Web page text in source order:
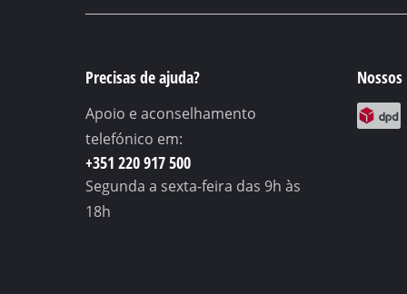
Precisas de ajuda?
Apoio e aconselhamento
telefónico em:
+351 220 917 500
Segunda a sexta-feira das 9h às
18h